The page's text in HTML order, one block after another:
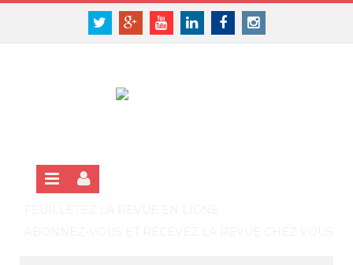
Panneau de gestion des cookies
TwitterGoogle+YoutubeLinkedinFacebookInstagram
SE CONNECTER